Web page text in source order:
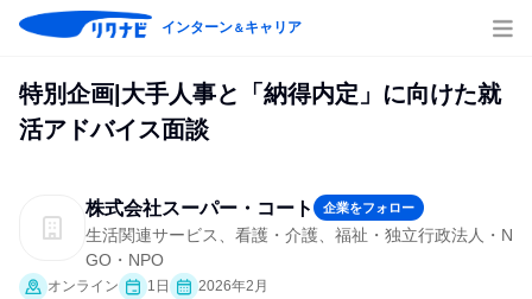
インターン＆キャリア
特別企画|大手人事と「納得内定」に向けた就
活アドバイス面談
株式会社スーパー・コート 企業をフォロー
生活関連サービス、看護・介護、福祉・独立行政法人・N
GO・NPO
オンライン 1日
2026年2月